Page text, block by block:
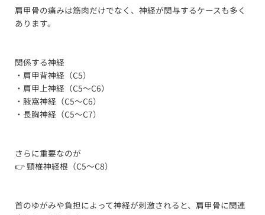
肩甲骨の痛みは筋肉だけでなく、神経が関与するケースも多く
あります。
関係する神経
・肩甲背神経（C5）
・肩甲上神経（C5〜C6）
・腋窩神経（C5〜C6）
・長胸神経（C5〜C7）
さらに重要なのが
👉 頸椎神経根（C5〜C8）
首のゆがみや負担によって神経が刺激されると、肩甲骨に関連